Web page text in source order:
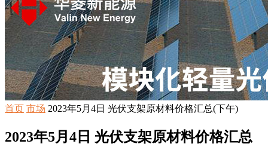
首页 市场 2023年5月4日 光伏支架原材料价格汇总(下午)
2023年5月4日 光伏支架原材料价格汇总